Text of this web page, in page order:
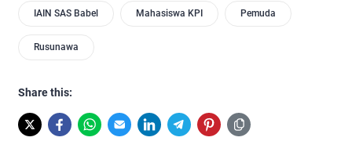
IAIN SAS Babel Mahasiswa KPI Pemuda
Rusunawa
Share this: